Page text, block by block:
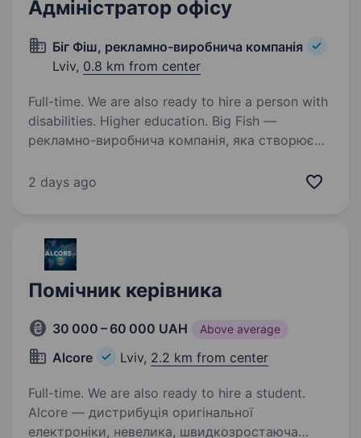
Адміністратор офісу
Біг Фіш, рекламно-виробнича компанія
Lviv, 0.8 km from center
Full-time. We are also ready to hire a person with
disabilities. Higher education. Big Fish —
рекламно-виробнича компанія, яка створює
та нестандартні рішення для брендів.
людину,…
2 days ago
Помічник керівника
30 000 – 60 000 UAH Above average
Alcore Lviv, 2.2 km from center
Full-time. We are also ready to hire a student.
Alcore — дистрибуція оригінальної
електроніки, невелика, швидкозростаюча